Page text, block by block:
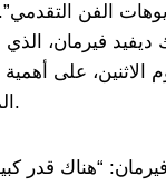
الفن
ديفيد فيرمان، الذي
الاثنين، على
المختلفة لرؤية العالم.
“هناك قدر